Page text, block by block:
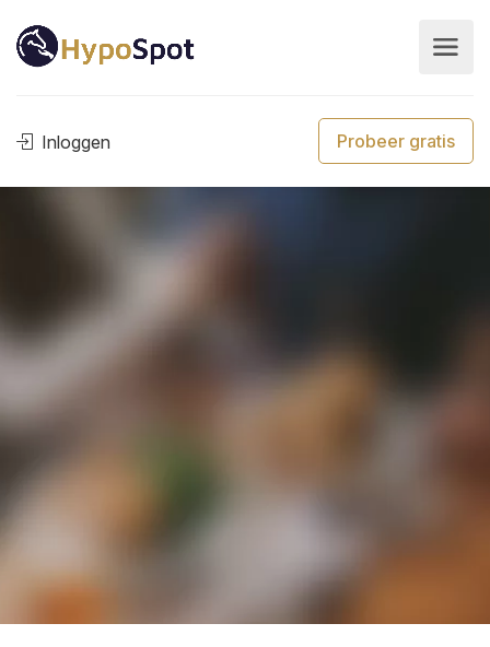
Inloggen Probeer gratis